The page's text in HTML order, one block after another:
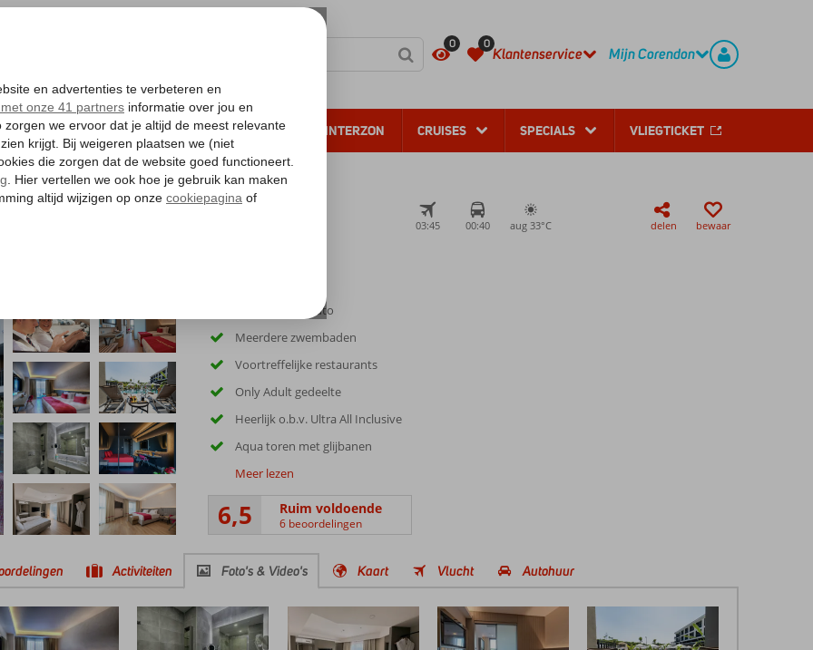
0 0
Klantenservice Mijn Corendon
VERRE REIZEN ALL INCLUSIVE WINTERZON CRUISES SPECIALS VLIEGTICKET
03:45 00:40 aug 33°C delen bewaar
Inclusief huurauto
Meerdere zwembaden
Voortreffelijke restaurants
Only Adult gedeelte
Heerlijk o.b.v. Ultra All Inclusive
Aqua toren met glijbanen
Meer lezen
6,5 Ruim voldoende
6 beoordelingen
Activiteiten Foto's & Video's Kaart Vlucht Autohuur